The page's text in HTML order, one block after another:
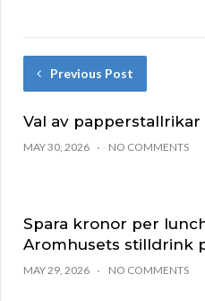
Previous Post
Val av
MAY 30, 2026 NO COMMENTS
Spara kronor per
Aromhusets stilldrink
MAY 29, 2026 NO COMMENTS